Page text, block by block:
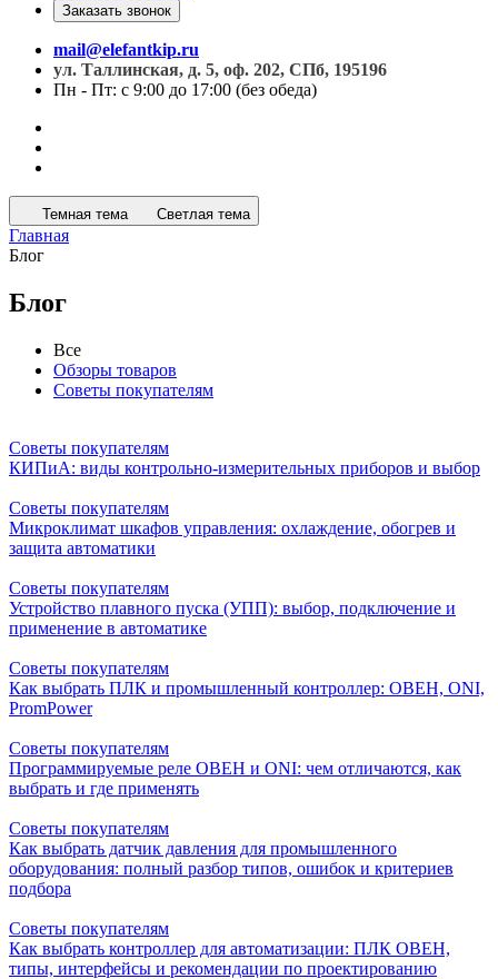
Заказать звонок
mail@elefantkip.ru
ул. Таллинская, д. 5, оф. 202, СПб, 195196
Пн - Пт: с 9:00 до 17:00 (без обеда)
Темная тема Светлая тема
Главная
Блог
Блог
Все
Обзоры товаров
Советы покупателям
Советы покупателям
КИПиА: виды контрольно-измерительных приборов и выбор
Советы покупателям
Микроклимат шкафов управления: охлаждение, обогрев и
защита автоматики
Советы покупателям
Устройство плавного пуска (УПП): выбор, подключение и
применение в автоматике
Советы покупателям
Как выбрать ПЛК и промышленный контроллер: ОВЕН, ONI,
PromPower
Советы покупателям
Программируемые реле ОВЕН и ONI: чем отличаются, как
выбрать и где применять
Советы покупателям
Как выбрать датчик давления для промышленного
оборудования: полный разбор типов, ошибок и критериев
подбора
Советы покупателям
Как выбрать контроллер для автоматизации: ПЛК ОВЕН,
типы, интерфейсы и рекомендации по проектированию